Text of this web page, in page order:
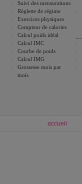
Suivi des mensurations
Réglette de régime
Exercices physiques
Compteur de calories
Calcul poids idéal
Calcul IMC
Courbe de poids
Calcul IMG
Grossesse mois par
mois
accueil